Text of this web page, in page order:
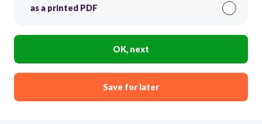
as a printed PDF
OK, next
Save for later